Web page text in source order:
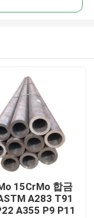
15CrMo 합금
A283 T91
A355 P9 P11